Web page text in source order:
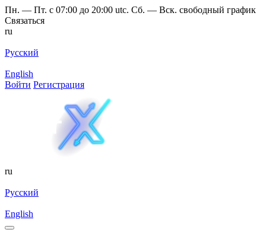
Пн. — Пт. с 07:00 до 20:00 utc. Сб. — Вск. свободный график
Связаться
ru
Русский
English
Войти Регистрация
ru
Русский
English